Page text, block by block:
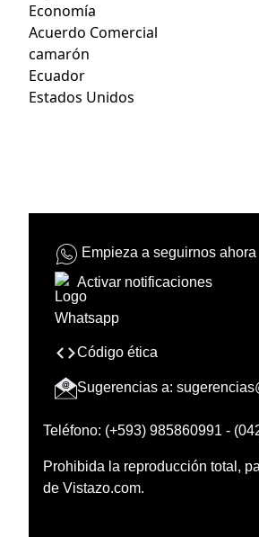
Economía
Acuerdo Comercial
camarón
Ecuador
Estados Unidos
Empieza a seguirnos ahora
Activar notificaciones
Código ética
Sugerencias a:
Teléfono: (+593) 985860991 -
Prohibida la reproducción total,
de Vistazo.com.